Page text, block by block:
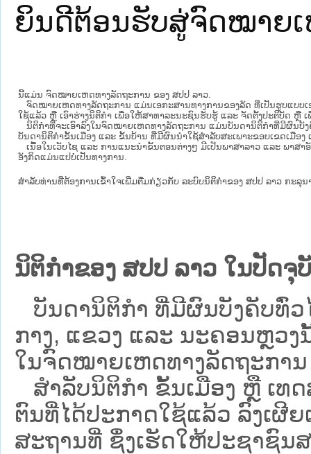
ຍິນດີຕ້ອນຮັບສູ່ຈົດໝາຍເ
ນີ້ແມ່ນ ຈົດໝາຍເຫດທາງລັດຖະການ ຂອງ ສປປ ລາວ.
ຈົດໝາຍເຫດທາງລັດຖະການ ແມ່ນ​ເອ​ກະ​ສານ​ທາງ​ການ​ຂອງ​ລັດ ທີ່​ເປັນ​ຮູບ​ແບບ​
ໃຊ້ແລ້ວ ຫຼື ເອົາຮ່າງນິຕິກໍາ ເພື່ອໃຫ້​ສາ​ທາ​ລະ​ນະ​ຊົນ​ຮັບ​ຮູ້ ແລະ ຈັດ​ຕັ້ງ​ປະ​ຕິ​ບັດ ຫຼື
ນິ​ຕິ​ກຳ​ທີ່​ຈະ​ເອົາ​ລົງ​ໃນ​ຈົດ​ໝາຍ​ເຫດ​ທາງ​ລັດ​ຖະ​ການ ​ແມ່ນ​ບັນ​ດາ​ນິ​ຕິ​ກຳ​ທີ່​ມີ​ຜົນ​ບັ
ບັນ​ດານິ​ຕິ​ກຳ​ຂັ້ນ​ເມືອງ ແລະ ຂັ້ນ​ບ້ານ ​ທີ່​ມີ​ຜົນ​ນຳ​ໃຊ້​ສຳ​ລັບ​ສະ​ເພາະ​ຂອບ​ເຂດ​ເມືອງ
ເນື້ອໃນ​ເວັບ​ໄຊ​ ແລະ ການແນະນໍາຂັ້ນຕອນຕ່າງໆ ມີເປັນພາສາລາວ ແລະ ພາສ
ອັງກິດແມ່ນແປບໍ່ເປັນທາງການ.
ສໍາລັບທ່ານທີ່ຕ້ອງການເຂົ້າໃຈເພີ່ມຕື່ມກ່ຽວກັບ ລະບົບນິຕິກຳຂອງ ສປປ ລາວ ກະລຸນ
ນິຕິກຳຂອງ ສປປ ລາວ ໃນປັດ
ບັນດານິຕິກໍາ ທີ່ມີຜົນບັງຄັບທົ່
ກາງ, ແຂວງ ແລະ ນະຄອນຫຼວ
ໃນຈົດໝາຍເຫດທາງລັດຖະການ
ສຳລັບນິ​ຕິ​ກຳ ຂັ້ນເມືອງ ຫຼື ເທ
ຕົນທີ່ໄດ້ປະກາດໃຊ້ແລ້ວ ລົງ​ເຜີ
ສະຖານທີ່ ຊຶ່ງເຮັດໃຫ້ປະຊາຊົນສ